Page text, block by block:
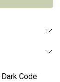
Code